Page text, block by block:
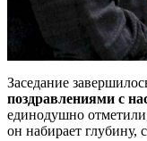
Заседание
поздравлениями с
единодушно
он набирает глубину,